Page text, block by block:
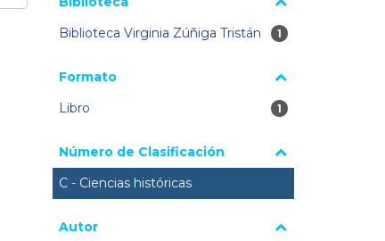
Biblioteca Virginia Zúñiga Tristán
1 resultados
1
Formato
Libro
1 resultados
1
Número de Clasificación
C - Ciencias históricas
Autor